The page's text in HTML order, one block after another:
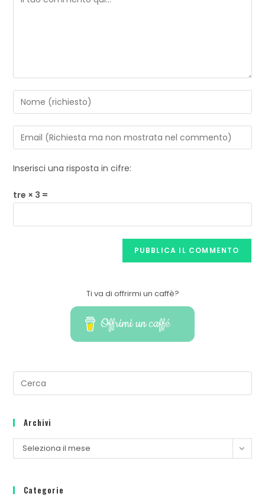
Inserisci una risposta in cifre:
tre × 3 =
Ti va di offrirmi un caffè?
Offrimi un caffé
Archivi
Seleziona il mese
Categorie